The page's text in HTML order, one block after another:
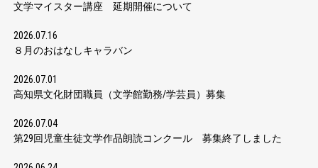
文学マイスター講座 延期開催について
2026.07.16
８月のおはなしキャラバン
2026.07.01
高知県文化財団職員（文学館勤務/学芸員）募集
2026.07.04
第29回児童生徒文学作品朗読コンクール 募集終了しました